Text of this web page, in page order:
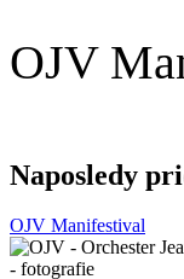
OJV
Naposledy
OJV Manifestival